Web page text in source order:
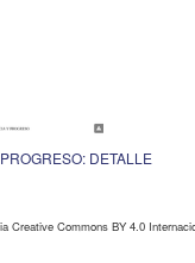
DETALLE
Creative Commons BY 4.0